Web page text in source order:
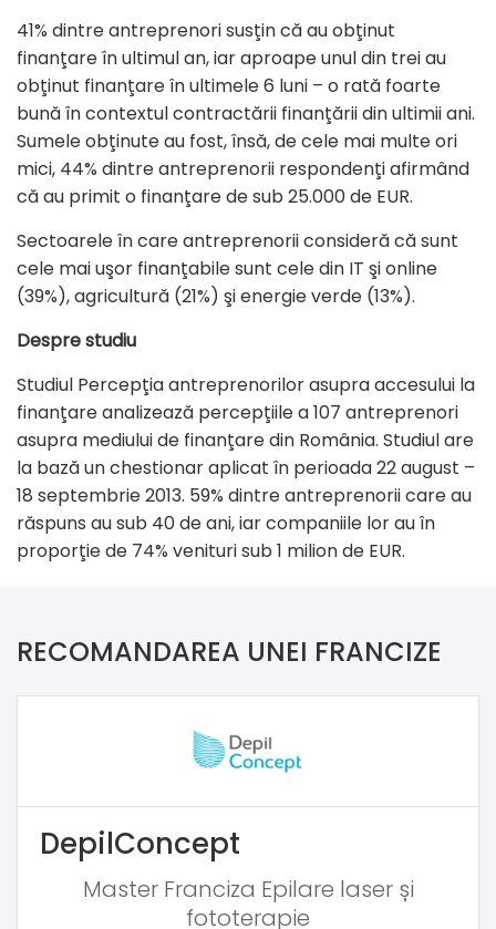
41% dintre antreprenori susţin că au obţinut
finanţare în ultimul an, iar aproape unul din trei au
obţinut finanţare în ultimele 6 luni – o rată foarte
bună în contextul contractării finanţării din ultimii ani.
Sumele obţinute au fost, însă, de cele mai multe ori
mici, 44% dintre antreprenorii respondenţi afirmând
că au primit o finanţare de sub 25.000 de EUR.
Sectoarele în care antreprenorii consideră că sunt
cele mai uşor finanţabile sunt cele din IT şi online
(39%), agricultură (21%) şi energie verde (13%).
Despre studiu
Studiul Percepţia antreprenorilor asupra accesului la
finanţare analizează percepţiile a 107 antreprenori
asupra mediului de finanţare din România. Studiul are
la bază un chestionar aplicat în perioada 22 august –
18 septembrie 2013. 59% dintre antreprenorii care au
răspuns au sub 40 de ani, iar companiile lor au în
proporţie de 74% venituri sub 1 milion de EUR.
RECOMANDAREA UNEI FRANCIZE
DepilConcept
Master Franciza Epilare laser și
fototerapie